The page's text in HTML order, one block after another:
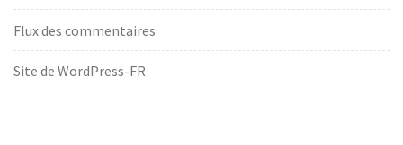
Flux des commentaires
Site de WordPress-FR